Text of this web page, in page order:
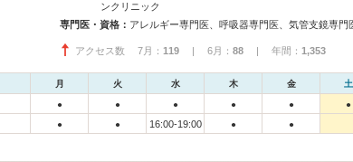
ンクリニック
専門医・資格：
アクセス数 7月： 119 | 6月： 88 | 年間： 1,353
月 火 水 木 金 土
● ● ● ● ●
●
●
● 16:00-19:00 ● ●